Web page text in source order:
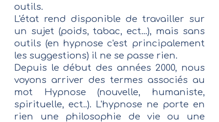
outils.
L'état rend disponible de travailler sur
un sujet (poids, tabac, ect...), mais sans
outils (en hypnose c'est principalement
les suggestions) il ne se passe rien.
Depuis le début des années 2000, nous
voyons arriver des termes associés au
mot Hypnose (nouvelle, humaniste,
spirituelle, ect..). L'hypnose ne porte en
rien une philosophie de vie ou une